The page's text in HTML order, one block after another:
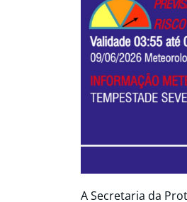
A Secretaria da